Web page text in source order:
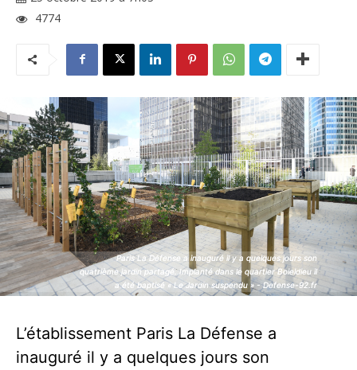
4774
Paris La Défense a inauguré il y a quelques jours son
quatrième jardin partagé. Implanté dans le quartier Boieldieu il
a été baptisé « Le Jardin suspendu » - Defense-92.fr
Paris La Défense a inauguré il y a quelques jours son
quatrième jardin partagé. Implanté dans le quartier Boieldieu il
a été baptisé « Le Jardin suspendu » - Defense-92.fr
L’établissement Paris La Défense a
inauguré il y a quelques jours son